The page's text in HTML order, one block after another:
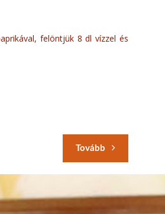
felöntjük 8 dl vízzel és
Tovább